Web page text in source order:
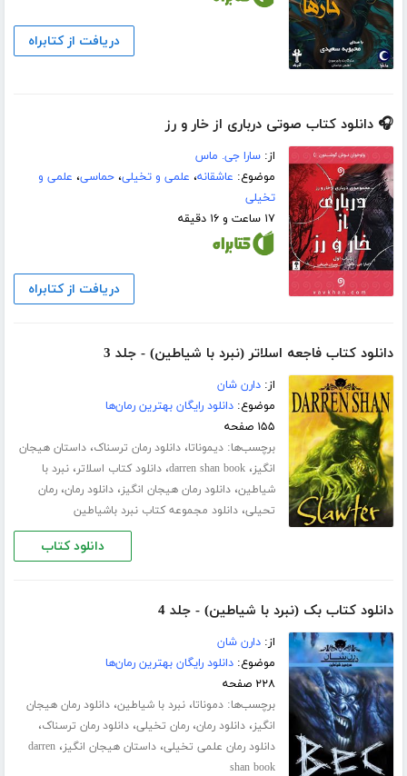
دریافت از کتابراه
🎧 دانلود کتاب صوتی درباری از خار و رز
از:سارا جی. ماس
موضوع: عاشقانه، علمی و تخیلی،حماسی، علمی و
تخیلی
۱۷ ساعت و ۱۶ دقیقه
دریافت از کتابراه
دانلود کتاب فاجعه اسلاتر (نبرد با شیاطین) - جلد 3
از:دارن شان
موضوع:دانلود رایگان بهترین رمان‌ها
۱۵۵ صفحه
برچسب‌ها:دیموناتا،دانلود رمان ترسناک،داستان هیجان
انگیز،darren shan book،دانلود کتاب اسلاتر،نبرد با
شیاطین،دانلود رمان هیجان انگیز،دانلود رمان،رمان
تحیلی،دانلود مجموعه کتاب نبرد باشیاطین
دانلود کتاب
دانلود کتاب بک (نبرد با شیاطین) - جلد 4
از:دارن شان
موضوع:دانلود رایگان بهترین رمان‌ها
۲۲۸ صفحه
برچسب‌ها:دموناتا،نبرد با شیاطین،دانلود رمان هیجان
انگیز،دانلود رمان،رمان تخیلی،دانلود رمان ترسناک،
دانلود رمان علمی تخیلی،داستان هیجان انگیز،darren
shan book